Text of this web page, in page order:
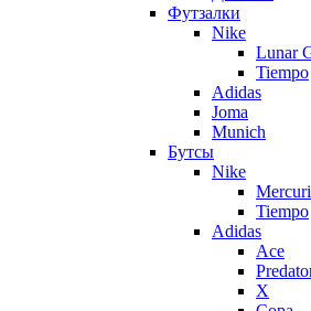
Футзалки
Nike
Lunar
Tiempo
Adidas
Joma
Munich
Бутсы
Nike
Tiempo
Adidas
Ace
X